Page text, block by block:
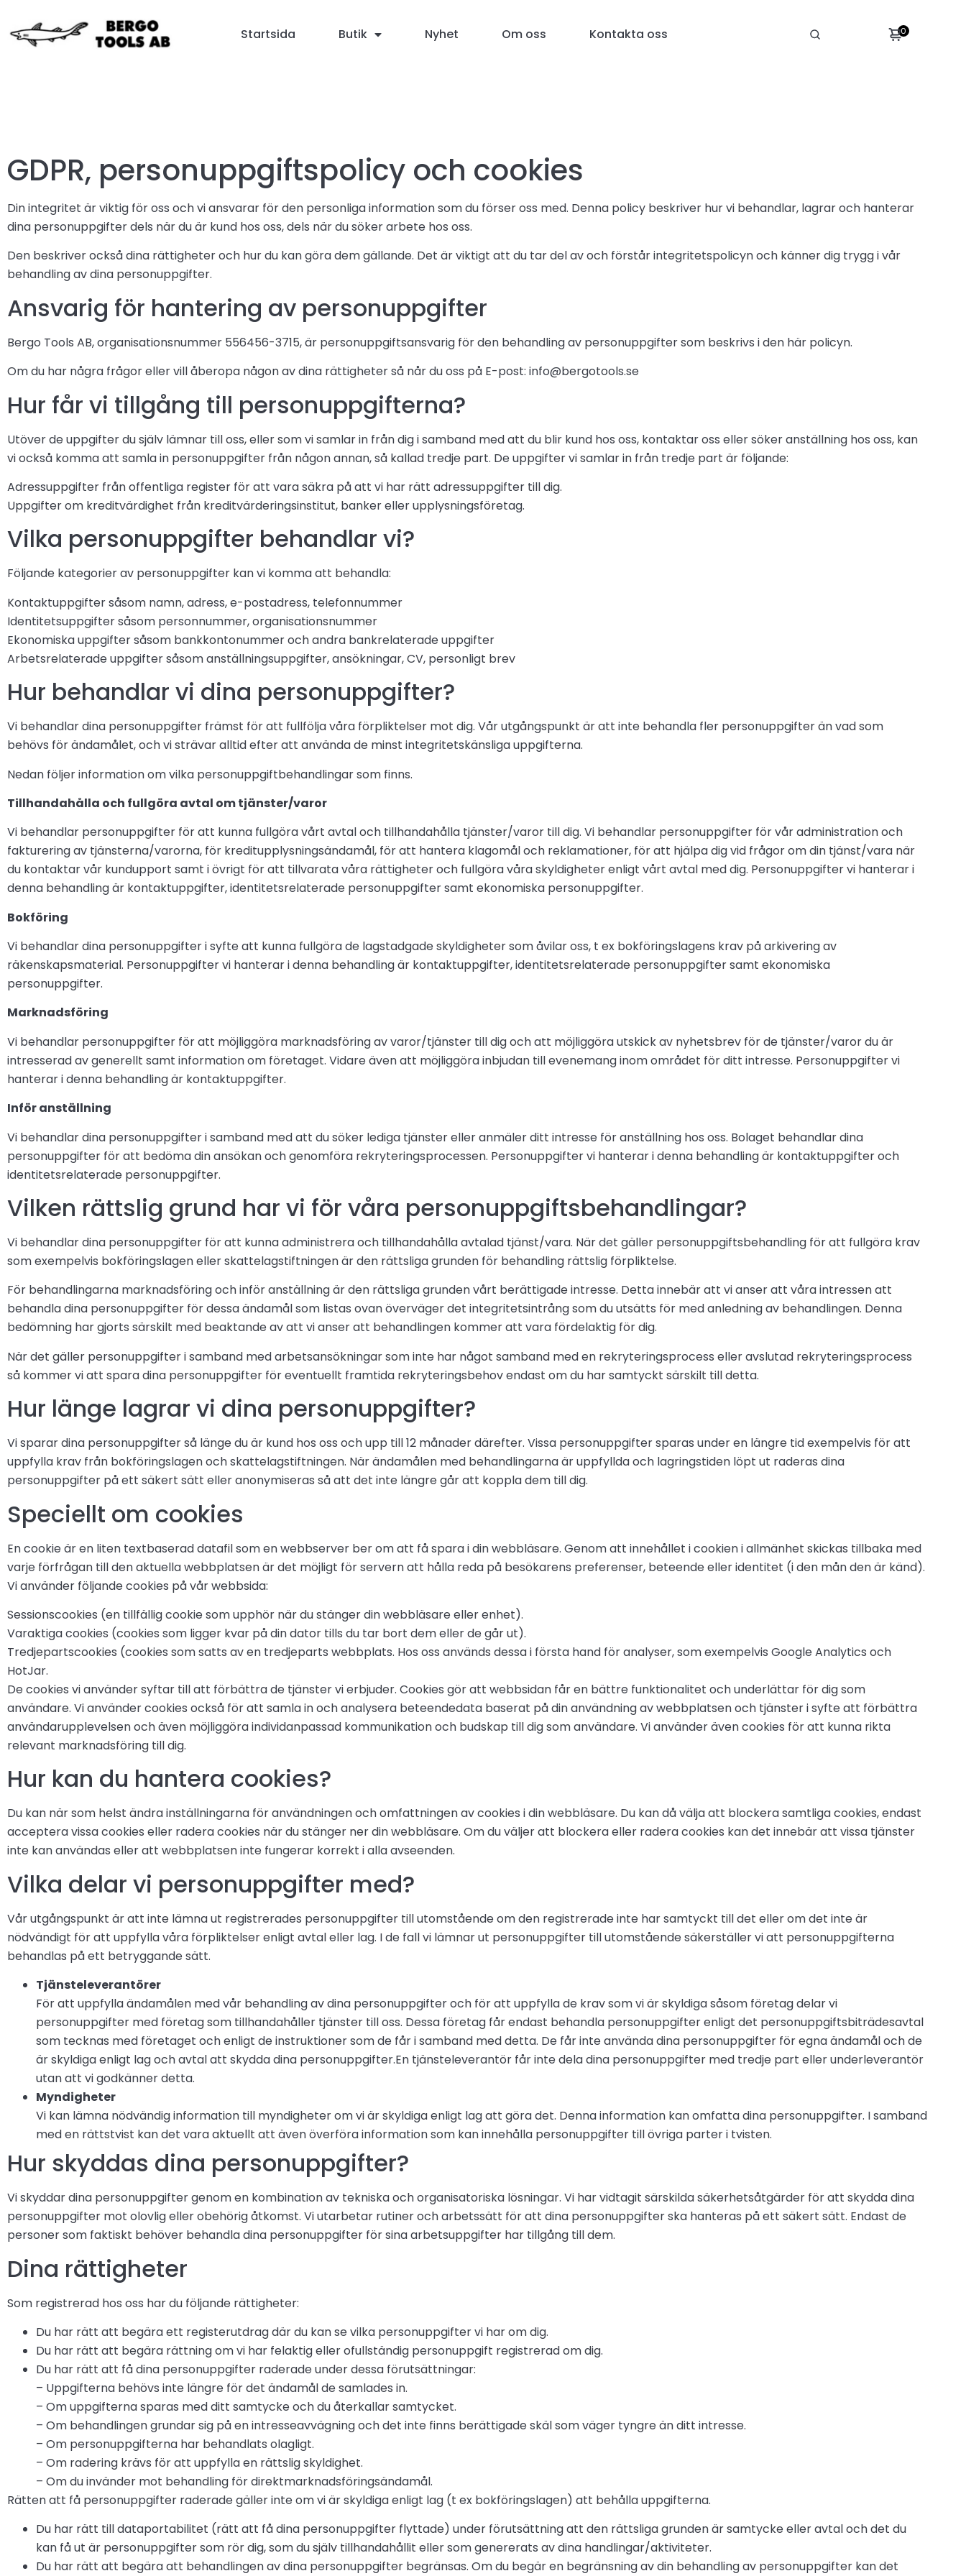
Startsida Butik Nyhet Om oss Kontakta oss 0
GDPR, personuppgiftspolicy och cookies
Din integritet är viktig för oss och vi ansvarar för den personliga information som du förser oss med. Denna policy beskriver hur vi behandlar, lagrar och hanterar
dina personuppgifter dels när du är kund hos oss, dels när du söker arbete hos oss.
Den beskriver också dina rättigheter och hur du kan göra dem gällande. Det är viktigt att du tar del av och förstår integritetspolicyn och känner dig trygg i vår
behandling av dina personuppgifter.
Ansvarig för hantering av personuppgifter
Bergo Tools AB, organisationsnummer 556456-3715, är personuppgiftsansvarig för den behandling av personuppgifter som beskrivs i den här policyn.
Om du har några frågor eller vill åberopa någon av dina rättigheter så når du oss på E-post: info@bergotools.se
Hur får vi tillgång till personuppgifterna?
Utöver de uppgifter du själv lämnar till oss, eller som vi samlar in från dig i samband med att du blir kund hos oss, kontaktar oss eller söker anställning hos oss, kan
vi också komma att samla in personuppgifter från någon annan, så kallad tredje part. De uppgifter vi samlar in från tredje part är följande:
Adressuppgifter från offentliga register för att vara säkra på att vi har rätt adressuppgifter till dig.
Uppgifter om kreditvärdighet från kreditvärderingsinstitut, banker eller upplysningsföretag.
Vilka personuppgifter behandlar vi?
Följande kategorier av personuppgifter kan vi komma att behandla:
Kontaktuppgifter såsom namn, adress, e-postadress, telefonnummer
Identitetsuppgifter såsom personnummer, organisationsnummer
Ekonomiska uppgifter såsom bankkontonummer och andra bankrelaterade uppgifter
Arbetsrelaterade uppgifter såsom anställningsuppgifter, ansökningar, CV, personligt brev
Hur behandlar vi dina personuppgifter?
Vi behandlar dina personuppgifter främst för att fullfölja våra förpliktelser mot dig. Vår utgångspunkt är att inte behandla fler personuppgifter än vad som
behövs för ändamålet, och vi strävar alltid efter att använda de minst integritetskänsliga uppgifterna.
Nedan följer information om vilka personuppgiftbehandlingar som finns.
Tillhandahålla och fullgöra avtal om tjänster/varor
Vi behandlar personuppgifter för att kunna fullgöra vårt avtal och tillhandahålla tjänster/varor till dig. Vi behandlar personuppgifter för vår administration och
fakturering av tjänsterna/varorna, för kreditupplysningsändamål, för att hantera klagomål och reklamationer, för att hjälpa dig vid frågor om din tjänst/vara när
du kontaktar vår kundupport samt i övrigt för att tillvarata våra rättigheter och fullgöra våra skyldigheter enligt vårt avtal med dig. Personuppgifter vi hanterar i
denna behandling är kontaktuppgifter, identitetsrelaterade personuppgifter samt ekonomiska personuppgifter.
Bokföring
Vi behandlar dina personuppgifter i syfte att kunna fullgöra de lagstadgade skyldigheter som åvilar oss, t ex bokföringslagens krav på arkivering av
räkenskapsmaterial. Personuppgifter vi hanterar i denna behandling är kontaktuppgifter, identitetsrelaterade personuppgifter samt ekonomiska
personuppgifter.
Marknadsföring
Vi behandlar personuppgifter för att möjliggöra marknadsföring av varor/tjänster till dig och att möjliggöra utskick av nyhetsbrev för de tjänster/varor du är
intresserad av generellt samt information om företaget. Vidare även att möjliggöra inbjudan till evenemang inom området för ditt intresse. Personuppgifter vi
hanterar i denna behandling är kontaktuppgifter.
Inför anställning
Vi behandlar dina personuppgifter i samband med att du söker lediga tjänster eller anmäler ditt intresse för anställning hos oss. Bolaget behandlar dina
personuppgifter för att bedöma din ansökan och genomföra rekryteringsprocessen. Personuppgifter vi hanterar i denna behandling är kontaktuppgifter och
identitetsrelaterade personuppgifter.
Vilken rättslig grund har vi för våra personuppgiftsbehandlingar?
Vi behandlar dina personuppgifter för att kunna administrera och tillhandahålla avtalad tjänst/vara. När det gäller personuppgiftsbehandling för att fullgöra krav
som exempelvis bokföringslagen eller skattelagstiftningen är den rättsliga grunden för behandling rättslig förpliktelse.
För behandlingarna marknadsföring och inför anställning är den rättsliga grunden vårt berättigade intresse. Detta innebär att vi anser att våra intressen att
behandla dina personuppgifter för dessa ändamål som listas ovan överväger det integritetsintrång som du utsätts för med anledning av behandlingen. Denna
bedömning har gjorts särskilt med beaktande av att vi anser att behandlingen kommer att vara fördelaktig för dig.
När det gäller personuppgifter i samband med arbetsansökningar som inte har något samband med en rekryteringsprocess eller avslutad rekryteringsprocess
så kommer vi att spara dina personuppgifter för eventuellt framtida rekryteringsbehov endast om du har samtyckt särskilt till detta.
Hur länge lagrar vi dina personuppgifter?
Vi sparar dina personuppgifter så länge du är kund hos oss och upp till 12 månader därefter. Vissa personuppgifter sparas under en längre tid exempelvis för att
uppfylla krav från bokföringslagen och skattelagstiftningen. När ändamålen med behandlingarna är uppfyllda och lagringstiden löpt ut raderas dina
personuppgifter på ett säkert sätt eller anonymiseras så att det inte längre går att koppla dem till dig.
Speciellt om cookies
En cookie är en liten textbaserad datafil som en webbserver ber om att få spara i din webbläsare. Genom att innehållet i cookien i allmänhet skickas tillbaka med
varje förfrågan till den aktuella webbplatsen är det möjligt för servern att hålla reda på besökarens preferenser, beteende eller identitet (i den mån den är känd).
Vi använder följande cookies på vår webbsida:
Sessionscookies (en tillfällig cookie som upphör när du stänger din webbläsare eller enhet).
Varaktiga cookies (cookies som ligger kvar på din dator tills du tar bort dem eller de går ut).
Tredjepartscookies (cookies som satts av en tredjeparts webbplats. Hos oss används dessa i första hand för analyser, som exempelvis Google Analytics och
HotJar.
De cookies vi använder syftar till att förbättra de tjänster vi erbjuder. Cookies gör att webbsidan får en bättre funktionalitet och underlättar för dig som
användare. Vi använder cookies också för att samla in och analysera beteendedata baserat på din användning av webbplatsen och tjänster i syfte att förbättra
användarupplevelsen och även möjliggöra individanpassad kommunikation och budskap till dig som användare. Vi använder även cookies för att kunna rikta
relevant marknadsföring till dig.
Hur kan du hantera cookies?
Du kan när som helst ändra inställningarna för användningen och omfattningen av cookies i din webbläsare. Du kan då välja att blockera samtliga cookies, endast
acceptera vissa cookies eller radera cookies när du stänger ner din webbläsare. Om du väljer att blockera eller radera cookies kan det innebär att vissa tjänster
inte kan användas eller att webbplatsen inte fungerar korrekt i alla avseenden.
Vilka delar vi personuppgifter med?
Vår utgångspunkt är att inte lämna ut registrerades personuppgifter till utomstående om den registrerade inte har samtyckt till det eller om det inte är
nödvändigt för att uppfylla våra förpliktelser enligt avtal eller lag. I de fall vi lämnar ut personuppgifter till utomstående säkerställer vi att personuppgifterna
behandlas på ett betryggande sätt.
Tjänsteleverantörer
För att uppfylla ändamålen med vår behandling av dina personuppgifter och för att uppfylla de krav som vi är skyldiga såsom företag delar vi
personuppgifter med företag som tillhandahåller tjänster till oss. Dessa företag får endast behandla personuppgifter enligt det personuppgiftsbiträdesavtal
som tecknas med företaget och enligt de instruktioner som de får i samband med detta. De får inte använda dina personuppgifter för egna ändamål och de
är skyldiga enligt lag och avtal att skydda dina personuppgifter.En tjänsteleverantör får inte dela dina personuppgifter med tredje part eller underleverantör
utan att vi godkänner detta.
Myndigheter
Vi kan lämna nödvändig information till myndigheter om vi är skyldiga enligt lag att göra det. Denna information kan omfatta dina personuppgifter. I samband
med en rättstvist kan det vara aktuellt att även överföra information som kan innehålla personuppgifter till övriga parter i tvisten.
Hur skyddas dina personuppgifter?
Vi skyddar dina personuppgifter genom en kombination av tekniska och organisatoriska lösningar. Vi har vidtagit särskilda säkerhetsåtgärder för att skydda dina
personuppgifter mot olovlig eller obehörig åtkomst. Vi utarbetar rutiner och arbetssätt för att dina personuppgifter ska hanteras på ett säkert sätt. Endast de
personer som faktiskt behöver behandla dina personuppgifter för sina arbetsuppgifter har tillgång till dem.
Dina rättigheter
Som registrerad hos oss har du följande rättigheter:
Du har rätt att begära ett registerutdrag där du kan se vilka personuppgifter vi har om dig.
Du har rätt att begära rättning om vi har felaktig eller ofullständig personuppgift registrerad om dig.
Du har rätt att få dina personuppgifter raderade under dessa förutsättningar:
– Uppgifterna behövs inte längre för det ändamål de samlades in.
– Om uppgifterna sparas med ditt samtycke och du återkallar samtycket.
– Om behandlingen grundar sig på en intresseavvägning och det inte finns berättigade skäl som väger tyngre än ditt intresse.
– Om personuppgifterna har behandlats olagligt.
– Om radering krävs för att uppfylla en rättslig skyldighet.
– Om du invänder mot behandling för direktmarknadsföringsändamål.
Rätten att få personuppgifter raderade gäller inte om vi är skyldiga enligt lag (t ex bokföringslagen) att behålla uppgifterna.
Du har rätt till dataportabilitet (rätt att få dina personuppgifter flyttade) under förutsättning att den rättsliga grunden är samtycke eller avtal och det du
kan få ut är personuppgifter som rör dig, som du själv tillhandahållit eller som genererats av dina handlingar/aktiviteter.
Du har rätt att begära att behandlingen av dina personuppgifter begränsas. Om du begär en begränsning av din behandling av personuppgifter kan det